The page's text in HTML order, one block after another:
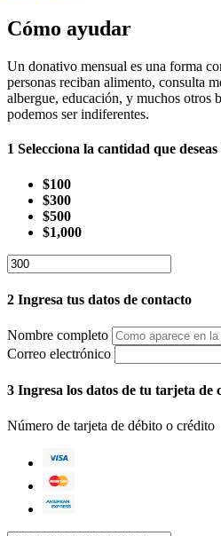
Cómo ayudar
Un donativo mensual es una forma
personas reciban alimento, consulta
albergue, educación, y muchos otros
podemos ser indiferentes.
1 Selecciona la cantidad que
$100
$300
$500
$1,000
2 Ingresa tus datos de contacto
Nombre completo
Correo electrónico
3 Ingresa los datos de tu tarjeta de
Número de tarjeta de débito o crédito